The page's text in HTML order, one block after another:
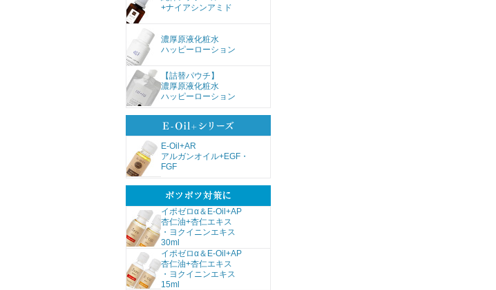
+ナイアシンアミド
濃厚原液化粧水
ハッピーローション
【詰替パウチ】
濃厚原液化粧水
ハッピーローション
E-Oil+AR
アルガンオイル+EGF・
FGF
イポゼロα＆E-Oil+AP
杏仁油+杏仁エキス
・ヨクイニンエキス
30ml
イポゼロα＆E-Oil+AP
杏仁油+杏仁エキス
・ヨクイニンエキス
15ml